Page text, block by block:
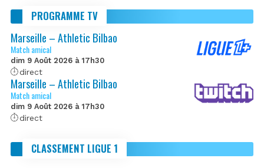
PROGRAMME TV
Marseille – Athletic Bilbao
Match amical
dim 9 Août 2026 à 17h30
direct
Marseille – Athletic Bilbao
Match amical
dim 9 Août 2026 à 17h30
direct
CLASSEMENT LIGUE 1